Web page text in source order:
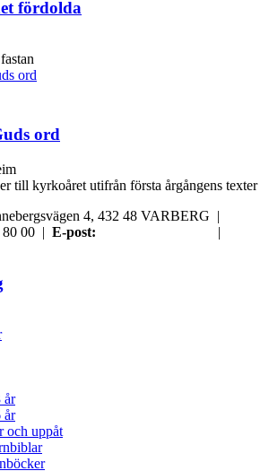
fördolda
ord
till kyrkoåret utifrån första årgångens texter
4, 432 48 VARBERG |
80 00 | E-post:
|
år
år
och uppåt